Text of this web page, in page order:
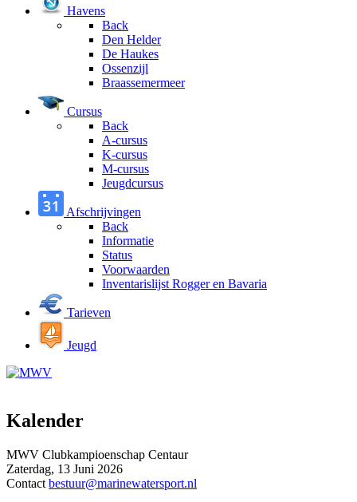
Havens
Back
Den Helder
De Haukes
Ossenzijl
Braassemermeer
Cursus
Back
A-cursus
K-cursus
M-cursus
Jeugdcursus
Afschrijvingen
Back
Informatie
Status
Voorwaarden
Inventarislijst Rogger en Bavaria
Tarieven
Jeugd
Kalender
MWV Clubkampioenschap Centaur
Zaterdag, 13 Juni 2026
Contact bestuur@marinewatersport.nl